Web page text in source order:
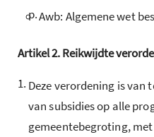
p.Awb: Algemene wet
Artikel2.Reikwijdte
1. Deze verordening is van
van subsidies op alle
gemeentebegroting,